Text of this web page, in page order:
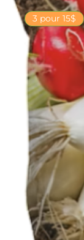
3 pour 15$